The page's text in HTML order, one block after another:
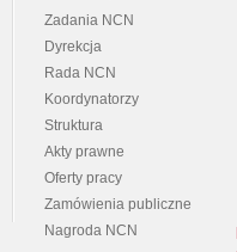
Zadania NCN
Dyrekcja
Rada NCN
Koordynatorzy
Struktura
Akty prawne
Oferty pracy
Zamówienia publiczne
Nagroda NCN